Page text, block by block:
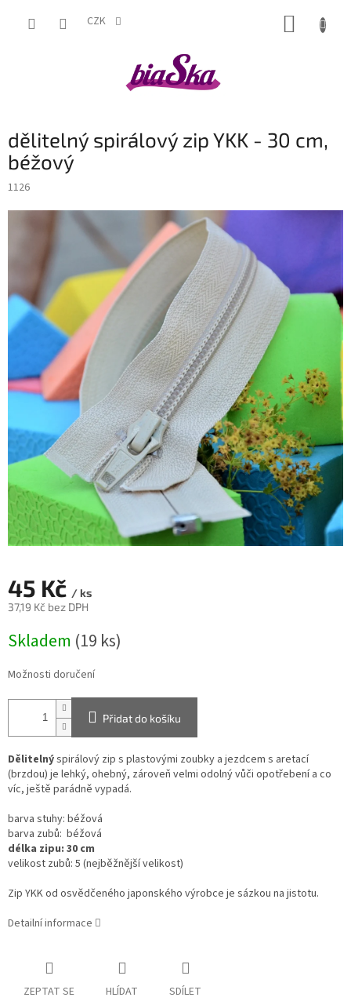
CZK
dělitelný spirálový zip YKK - 30 cm,
béžový
1126
45 Kč / ks
37,19 Kč bez DPH
cena:
Skladem (19 ks)
Možnosti doručení
Přidat do košíku
Dělitelnýspirálový zip s plastovými zoubky a jezdcem s aretací
(brzdou) je lehký, ohebný, zároveň velmi odolný vůči opotřebení a co
víc, ještě parádně vypadá.
barva stuhy: béžová
barva zubů: béžová
délka zipu: 30 cm
velikost zubů: 5 (nejběžnější velikost)
Zip YKK od osvědčeného japonského výrobce je sázkou na jistotu.
Detailní informace
ZEPTAT SE HLÍDAT SDÍLET